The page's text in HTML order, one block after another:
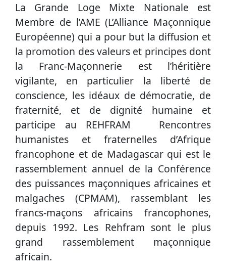
La Grande Loge Mixte Nationale est
Membre de l’AME (L’Alliance Maçonnique
Européenne) qui a pour but la diffusion et
la promotion des valeurs et principes dont
la Franc-Maçonnerie est l’héritière
vigilante, en particulier la liberté de
conscience, les idéaux de démocratie, de
fraternité, et de dignité humaine et
participe au REHFRAM Rencontres
humanistes et fraternelles d’Afrique
francophone et de Madagascar qui est le
rassemblement annuel de la Conférence
des puissances maçonniques africaines et
malgaches (CPMAM), rassemblant les
francs-maçons africains francophones,
depuis 1992. Les Rehfram sont le plus
grand rassemblement maçonnique
africain.